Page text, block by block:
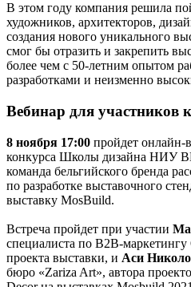
В этом году компания решила
художников, архитекторов,
создания нового уникального
смог бы отразить и закрепить
более чем с 50-летним опытом
разработками и неизменно
Вебинар для участников
8 ноября 17:00 пройдет онлайн-
конкурса Школы дизайна НИУ
команда бельгийского бренда
по разработке выставочного
выставку MosBuild.
Встреча пройдет при участии
специалиста по B2B-маркетингу
проекта выставки, и Аси
бюро «Zariza Art», автора